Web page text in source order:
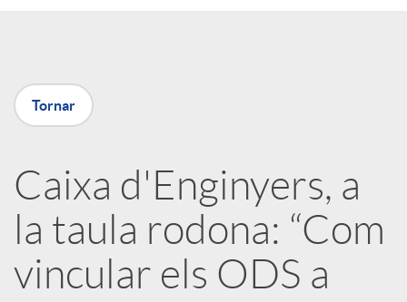
X
a
r
Tornar
Caixa d'Enginyers, a
la taula rodona: “Com
vincular els ODS a